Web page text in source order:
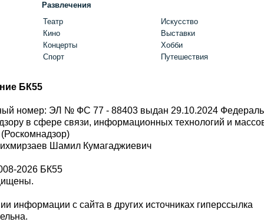
Развлечения
Театр
Кино
Концерты
Спорт
Искусство
Выставки
Хобби
Путешествия
БК55
номер: ЭЛ № ФС 77 - 88403 выдан 29.10.2024
в сфере связи, информационных технологий и
Шамил Кумагаджиевич
2026 БК55
информации с сайта в других источниках гиперссылка